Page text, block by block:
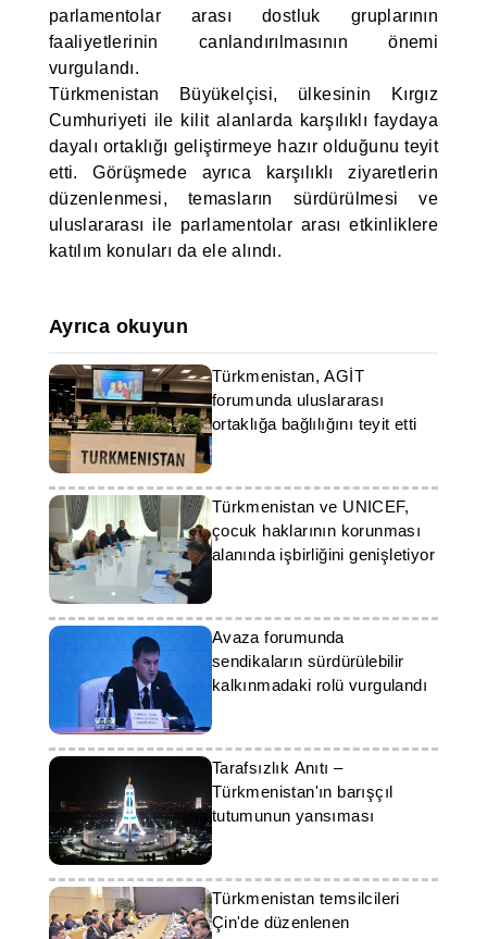
parlamentolar arası dostluk gruplarının
faaliyetlerinin canlandırılmasının önemi
vurgulandı.
Türkmenistan Büyükelçisi, ülkesinin Kırgız
Cumhuriyeti ile kilit alanlarda karşılıklı faydaya
dayalı ortaklığı geliştirmeye hazır olduğunu teyit
etti. Görüşmede ayrıca karşılıklı ziyaretlerin
düzenlenmesi, temasların sürdürülmesi ve
uluslararası ile parlamentolar arası etkinliklere
katılım konuları da ele alındı.
Ayrıca okuyun
Türkmenistan, AGİT
forumunda uluslararası
ortaklığa bağlılığını teyit etti
Türkmenistan ve UNICEF,
çocuk haklarının korunması
alanında işbirliğini genişletiyor
Avaza forumunda
sendikaların sürdürülebilir
kalkınmadaki rolü vurgulandı
Tarafsızlık Anıtı –
Türkmenistan'ın barışçıl
tutumunun yansıması
Türkmenistan temsilcileri
Çin'de düzenlenen